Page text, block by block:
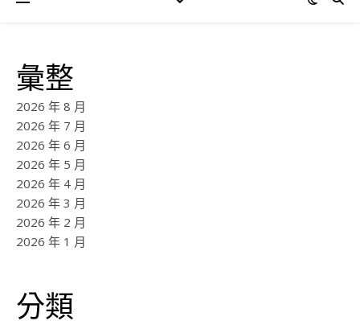
彙整
2026 年 8 月
2026 年 7 月
2026 年 6 月
2026 年 5 月
2026 年 4 月
2026 年 3 月
2026 年 2 月
2026 年 1 月
分類